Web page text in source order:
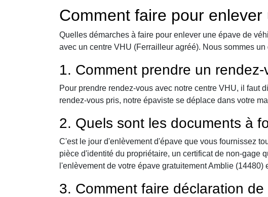
Comment faire pour
Quelles démarches à faire pour enlever une épave de
avec un centre VHU (Ferrailleur agréé). Nous sommes
1. Comment prendre un
Pour prendre rendez-vous avec notre centre VHU, il faut
rendez-vous pris, notre épaviste se déplace dans votre
2. Quels sont les documents à
C'est le jour d'enlèvement d'épave que vous fournissez
pièce d'identité du propriétaire, un certificat de non-gage
l'enlèvement de votre épave gratuitement Amblie
3. Comment faire déclaration